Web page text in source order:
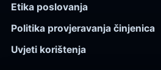
Etika poslovanja
Politika provjeravanja činjenica
Uvjeti korištenja